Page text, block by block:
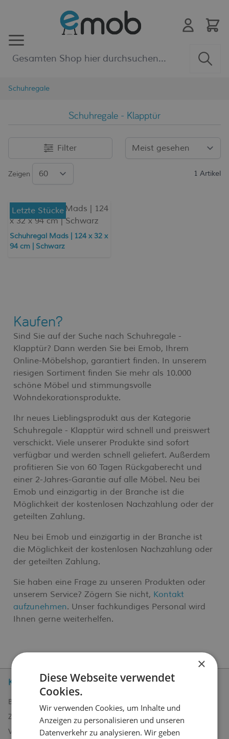
Schuhregale
Schuhregale - Klapptür
Filter
Zeigen 1 Artikel
Letzte Stücke
Schuhregal Mads | 124 x 32 x
94 cm | Schwarz
Kaufen?
Sind Sie auf der Suche nach Schuhregale -
Klapptür? Dann werden Sie bei Emob, Ihrem
Online-Möbelshop, garantiert finden. In unserem
riesigen Sortiment finden Sie mehr als 10.000
schöne Möbel und stimmungsvolle
Wohndekorationsprodukte.
Ihr neues Lieblingsprodukt aus der Kategorie
Schuhregale - Klapptür wird schnell und preiswert
verschickt. Viele unserer Produkte sind sofort
verfügbar und werden schnell geliefert. Außerdem
profitieren Sie von 60 Tagen Rückgaberecht und
einer 2-Jahres-Garantie auf alle Möbel. Neu bei
Emob und einzigartig in der Branche ist die
Möglichkeit der kostenlosen Nachzahlung oder der
geteilten Zahlung.
Neu bei Emob und einzigartig in der Branche ist
die Möglichkeit der kostenlosen Nachzahlung oder
der geteilten Zahlung.
Sie haben eine Frage zu unseren Produkten oder
unserem Service? Zögern Sie nicht, Kontakt
aufzunehmen. Unser fachkundiges Personal wird
Ihnen gerne weiterhelfen.
Kundenservice
Bestellen bei Emob
Zahlungsmöglichkeiten
Versand und Lieferung
×
Diese Webseite verwendet
Cookies.
Wir verwenden Cookies, um Inhalte und
Anzeigen zu personalisieren und unseren
Datenverkehr zu analysieren. Wir geben